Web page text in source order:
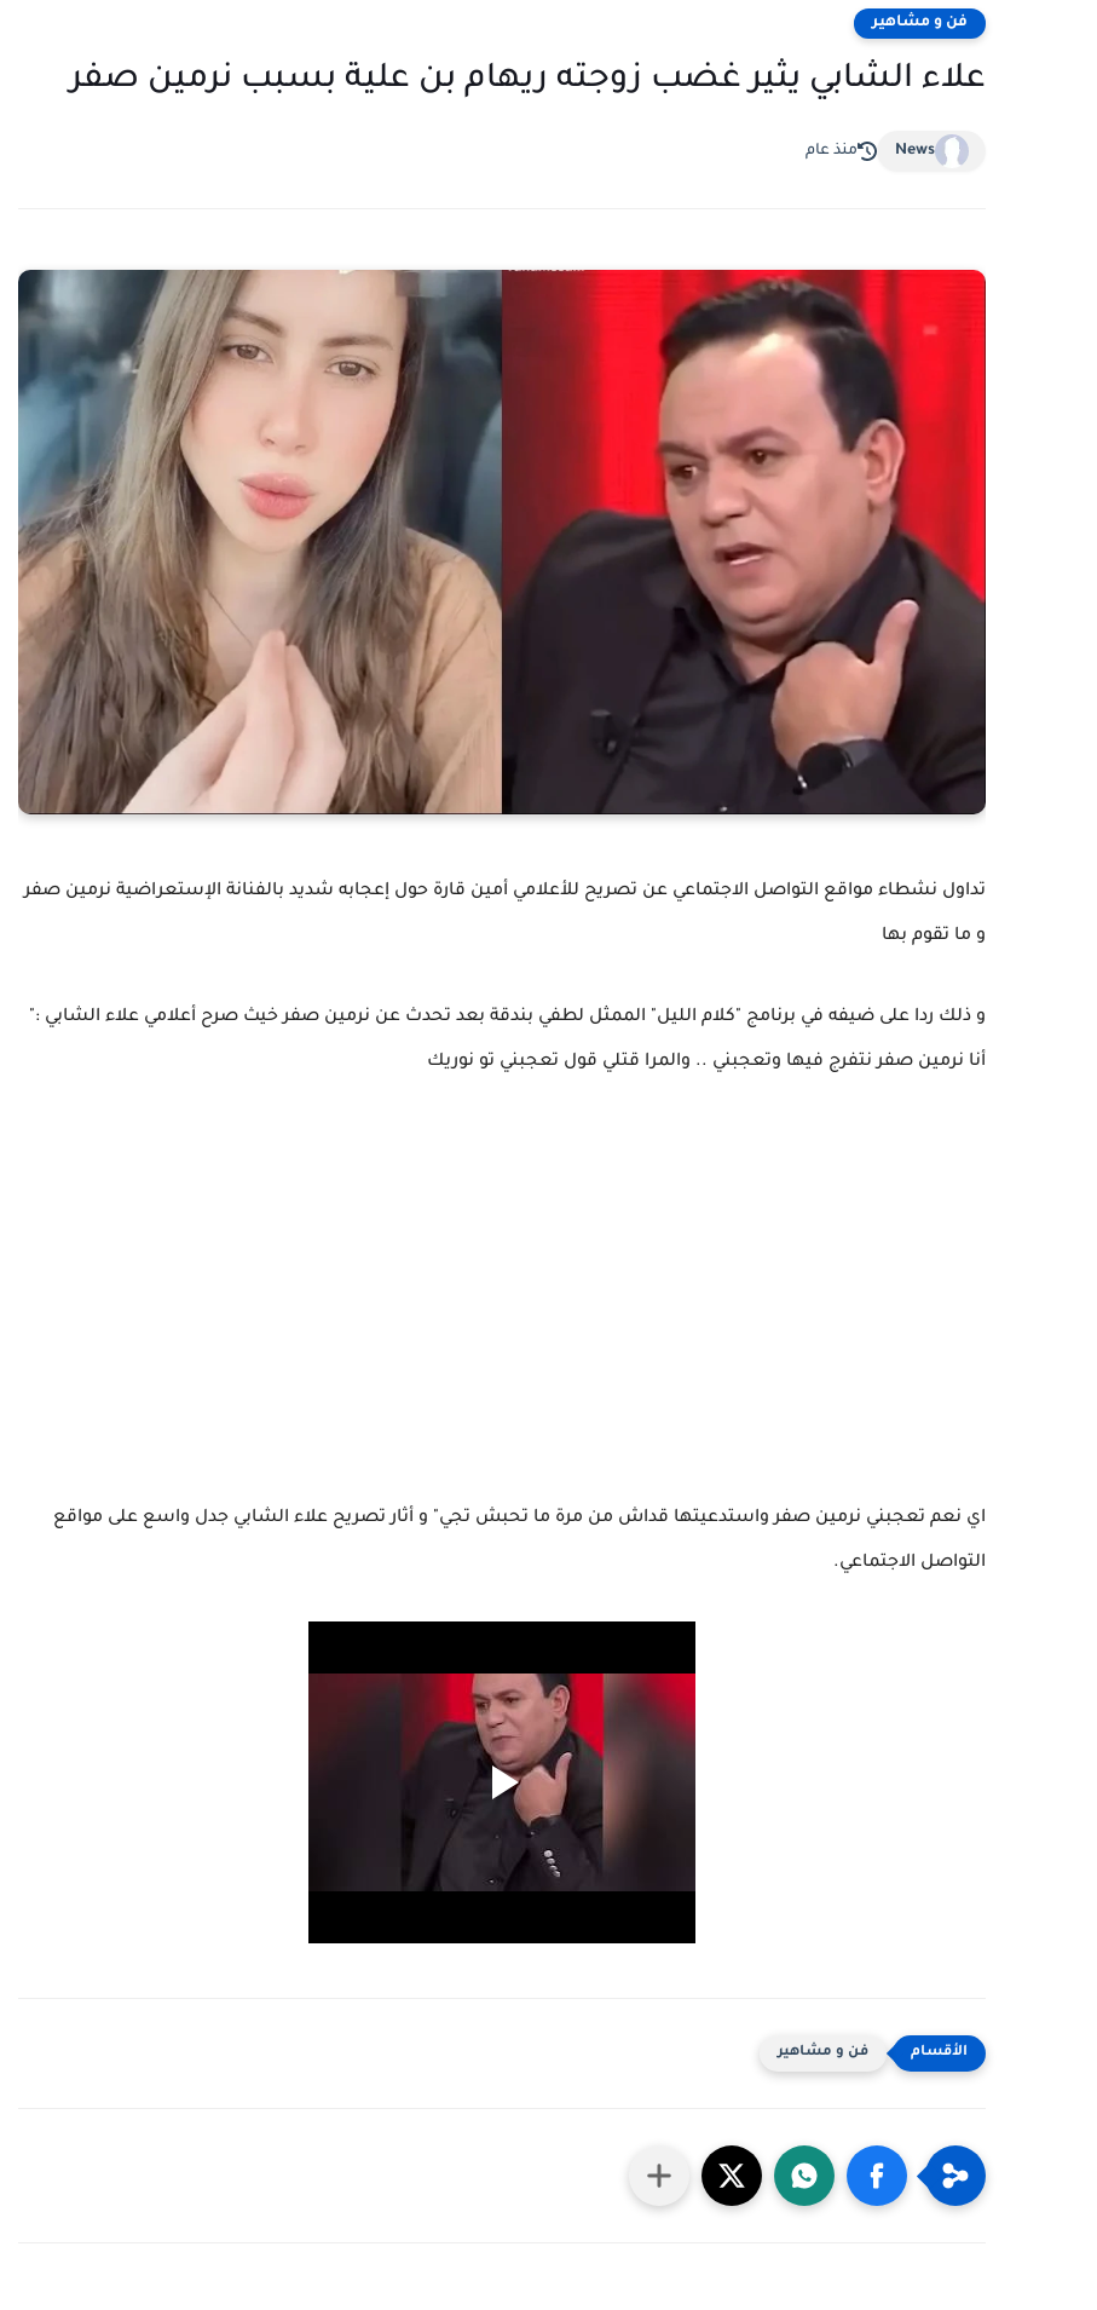
فن و مشاهير
علاء الشابي يثير غضب زوجته ريهام بن علية بسبب نرمين صفر
News منذ عام
تداول نشطاء مواقع التواصل الاجتماعي عن تصريح للأعلامي أمين قارة حول إعجابه شديد بالفنانة الإستعراضية نرمين صفر
و ما تقوم بها
و ذلك ردا على ضيفه في برنامج "كلام الليل" الممثل لطفي بندقة بعد تحدث عن نرمين صفر خيث صرح أعلامي علاء الشابي :"
أنا نرمين صفر نتفرج فيها وتعجبني .. والمرا قتلي قول تعجبني تو نوريك
اي نعم تعجبني نرمين صفر واستدعيتها قداش من مرة ما تحبش تجي" و أثار تصريح علاء الشابي جدل واسع على مواقع
التواصل الاجتماعي.
فن و مشاهير